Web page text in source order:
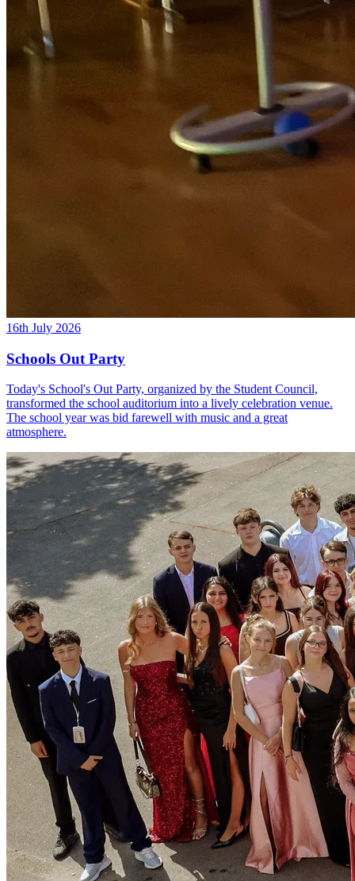
16th July 2026
Schools Out Party
Today's School's Out Party, organized by the Student Council,
transformed the school auditorium into a lively celebration venue.
The school year was bid farewell with music and a great
atmosphere.